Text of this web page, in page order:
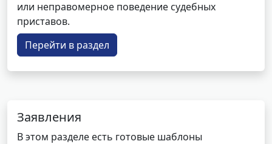
или неправомерное поведение судебных
приставов.
Перейти в раздел
Заявления
В этом разделе есть готовые шаблоны